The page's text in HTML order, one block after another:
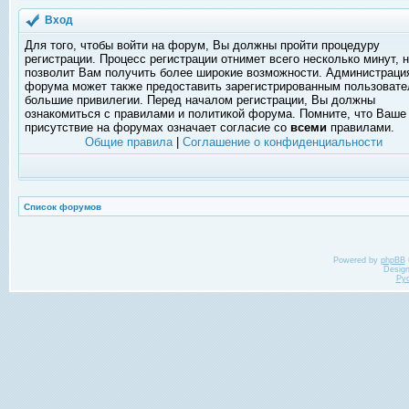
Вход
Для того, чтобы войти на форум, Вы должны пройти процедуру
регистрации. Процесс регистрации отнимет всего несколько минут,
позволит Вам получить более широкие возможности.
форума может также предоставить зарегистрированным
большие привилегии. Перед началом регистрации, Вы должны
ознакомиться с правилами и политикой форума. Помните, что Ваше
присутствие на форумах означает согласие со всеми правилами.
Общие правила| Соглашение о конфиденциальности
Список форумов
Powered by phpBB